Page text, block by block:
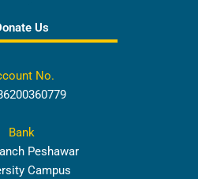
Us
No.
Bank
Peshawar
Campus